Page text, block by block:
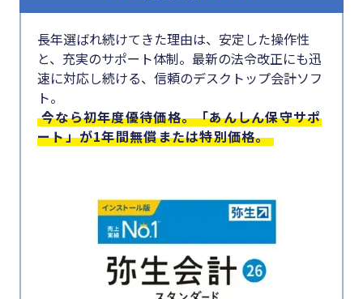
無料で会計ソフトを試す
長年選ばれ続けてきた理由は、安定した操作性
と、充実のサポート体制。最新の法令改正にも迅
速に対応し続ける、信頼のデスクトップ会計ソフ
ト。
今なら初年度優待価格。「あんしん保守サポ
ート」が1年間無償または特別価格。